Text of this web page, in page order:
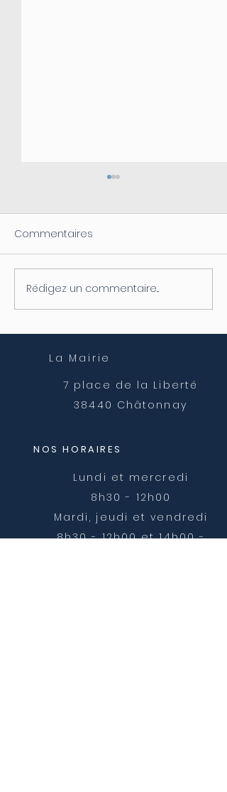
Coupure d'électricité le
04/08
Commentaires
Rédigez un commentaire...
La Mairie
7 place de la Liberté
38440 Châtonnay
NOS HORAIRES
Lundi et mercredi
8h30 - 12h00
Mardi, jeudi et vendredi
8h30 - 12h00 et 14h00 -